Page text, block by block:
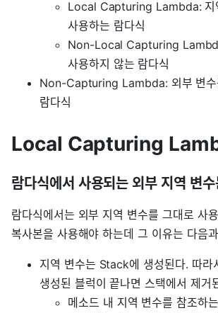
Local Capturing Lambda: 지
사용하는 람다식
Non-Local Capturing
사용하지 않는 람다식
Non-Capturing Lambda: 외부 변수
람다식
Local Capturing
람다식에서 사용되는 외부 지역 변
람다식에서는 외부 지역 변수를 그대로 사
복사본을 사용해야 하는데 그 이유는 다음
지역 변수는 Stack에 생성된다. 따라
생성된 블럭이 끝나면 스택에서 제거
메소드 내 지역 변수를 참조하